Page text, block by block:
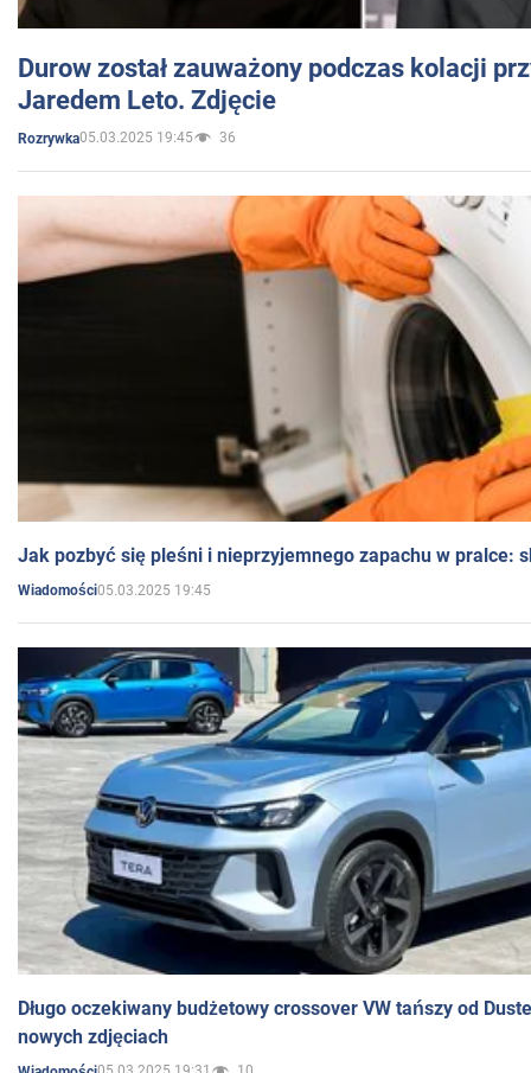
Durow został zauważony podczas kolacji
Jaredem Leto. Zdjęcie
Rozrywka05.03.2025 19:45 36
Jak pozbyć się pleśni i nieprzyjemnego zapachu w pralce:
Wiadomości05.03.2025 19:45
Długo oczekiwany budżetowy crossover VW tańszy od
nowych zdjęciach